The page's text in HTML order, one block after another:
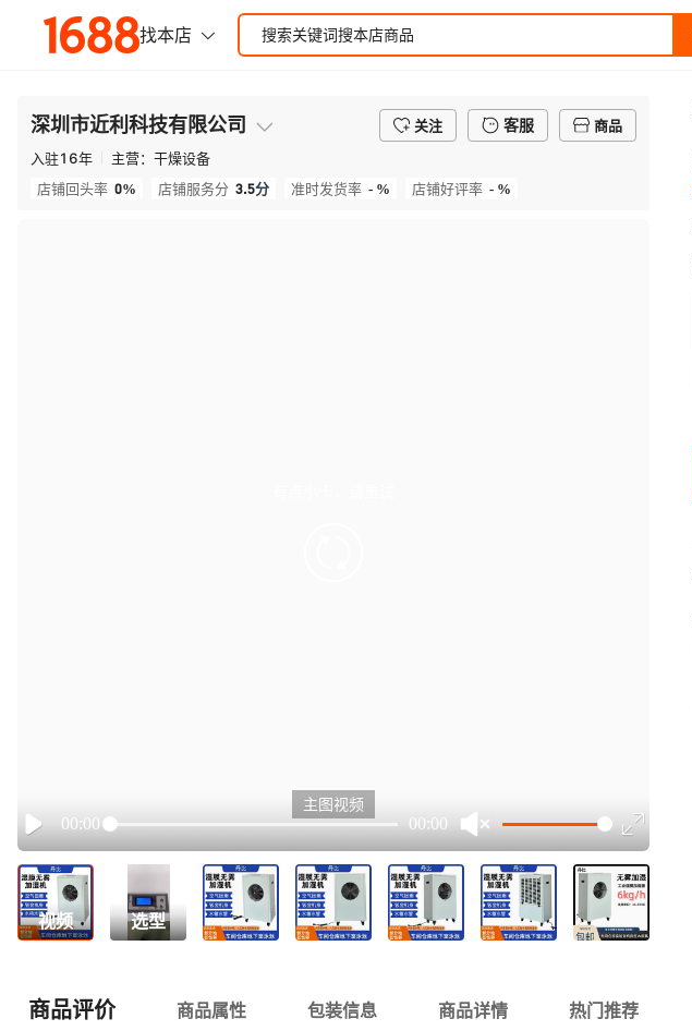
深圳市近利科技有限公司 关注 客服
商品
入驻16年 主营： 干燥设备
店铺回头率 0% 店铺服务分 3.5分 准时发货率 - % 店铺好评率 - %
Play
00:00 00:00
主图视频
视频 选型
商品评价 商品属性 包装信息 商品详情 热门推荐